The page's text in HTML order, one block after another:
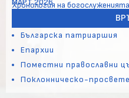
Хронология на богослуженията
Българска патриаршия
Епархии
Поместни православни
Поклонническо-